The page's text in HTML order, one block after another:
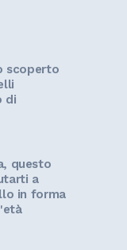
scoperto
di
questo
a
in forma